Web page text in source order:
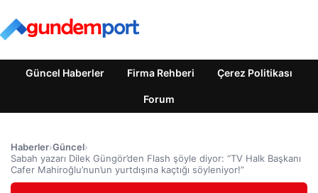
Güncel Haberler Firma Rehberi Çerez Politikası
Forum
Haberler›Güncel›
Sabah yazarı Dilek Güngör’den Flash şöyle diyor: “TV Halk Başkanı
Cafer Mahiroğlu’nun’un yurtdışına kaçtığı söyleniyor!”